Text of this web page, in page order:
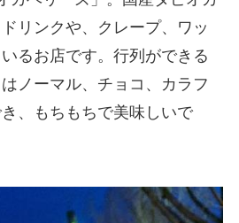
リンクや、クレープ、ワッ
るお店です。行列ができる
ノーマル、チョコ、カラフ
、もちもちで美味しいで